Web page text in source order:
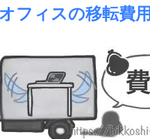
オフィスの移転費用